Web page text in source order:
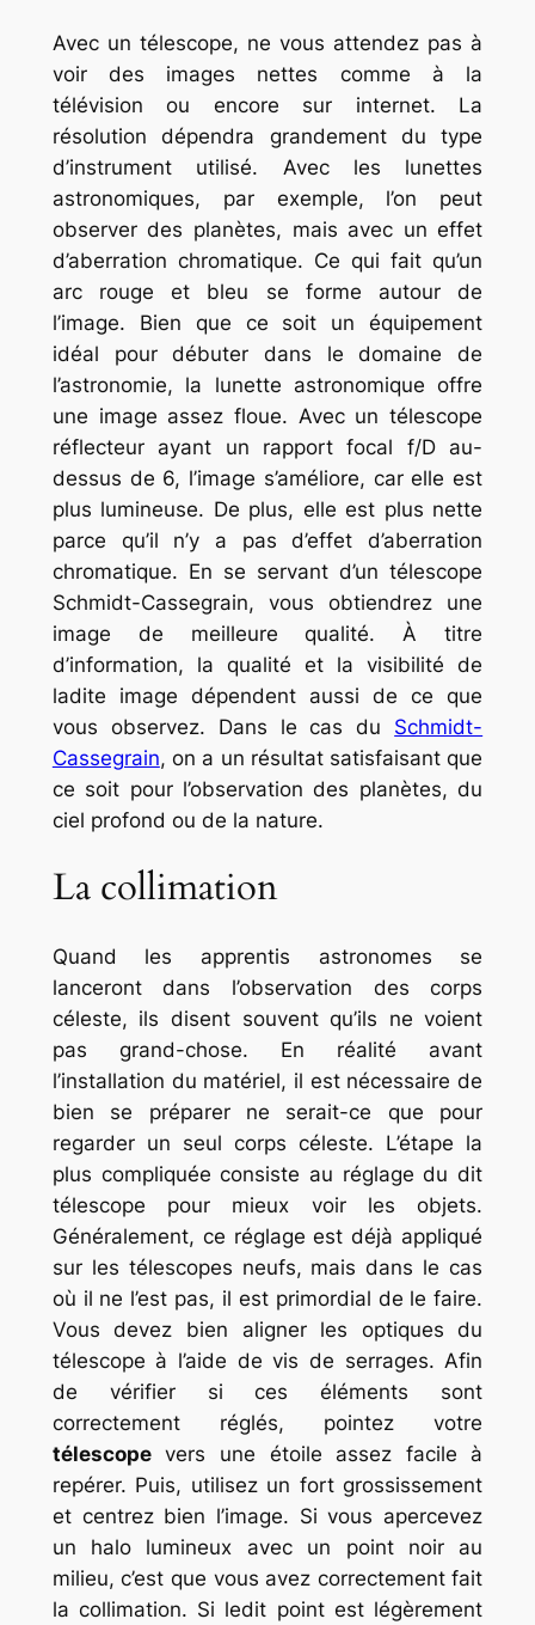
Avec un télescope, ne vous attendez pas à
voir des images nettes comme à la
télévision ou encore sur internet. La
résolution dépendra grandement du type
d’instrument utilisé. Avec les lunettes
astronomiques, par exemple, l’on peut
observer des planètes, mais avec un effet
d’aberration chromatique. Ce qui fait qu’un
arc rouge et bleu se forme autour de
l’image. Bien que ce soit un équipement
idéal pour débuter dans le domaine de
l’astronomie, la lunette astronomique offre
une image assez floue. Avec un télescope
réflecteur ayant un rapport focal f/D au-
dessus de 6, l’image s’améliore, car elle est
plus lumineuse. De plus, elle est plus nette
parce qu’il n’y a pas d’effet d’aberration
chromatique. En se servant d’un télescope
Schmidt-Cassegrain, vous obtiendrez une
image de meilleure qualité. À titre
d’information, la qualité et la visibilité de
ladite image dépendent aussi de ce que
vous observez. Dans le cas du Schmidt-
Cassegrain, on a un résultat satisfaisant que
ce soit pour l’observation des planètes, du
ciel profond ou de la nature.
La collimation
Quand les apprentis astronomes se
lanceront dans l’observation des corps
céleste, ils disent souvent qu’ils ne voient
pas grand-chose. En réalité avant
l’installation du matériel, il est nécessaire de
bien se préparer ne serait-ce que pour
regarder un seul corps céleste. L’étape la
plus compliquée consiste au réglage du dit
télescope pour mieux voir les objets.
Généralement, ce réglage est déjà appliqué
sur les télescopes neufs, mais dans le cas
où il ne l’est pas, il est primordial de le faire.
Vous devez bien aligner les optiques du
télescope à l’aide de vis de serrages. Afin
de vérifier si ces éléments sont
correctement réglés, pointez votre
télescopevers une étoile assez facile à
repérer. Puis, utilisez un fort grossissement
et centrez bien l’image. Si vous apercevez
un halo lumineux avec un point noir au
milieu, c’est que vous avez correctement fait
la collimation. Si ledit point est légèrement